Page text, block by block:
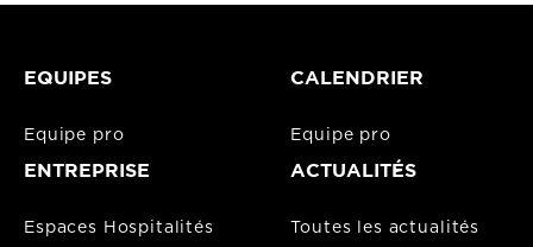
EQUIPES
Equipe pro
CALENDRIER
Equipe pro
ENTREPRISE
Espaces Hospitalités
ACTUALITÉS
Toutes les actualités